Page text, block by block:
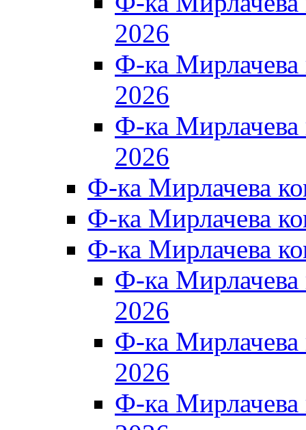
2026
Ф-ка
2026
Ф-ка
2026
Ф-ка Мирлачева
Ф-ка Мирлачева
Ф-ка Мирлачева
Ф-ка
2026
Ф-ка
2026
Ф-ка